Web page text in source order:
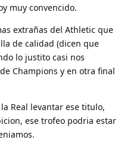
muy convencido.
extrañas del Athletic que
de calidad (dicen que
lo justito casi nos
Champions y en otra final
Real levantar ese titulo,
ese trofeo podria estar